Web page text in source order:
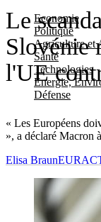
Economie
Politique
Agriculture et
Santé
Technologies
Energie,
Défense
Le
Slovénie
l'UE
« Les Européens
», a déclaré Macron
Elisa Braun